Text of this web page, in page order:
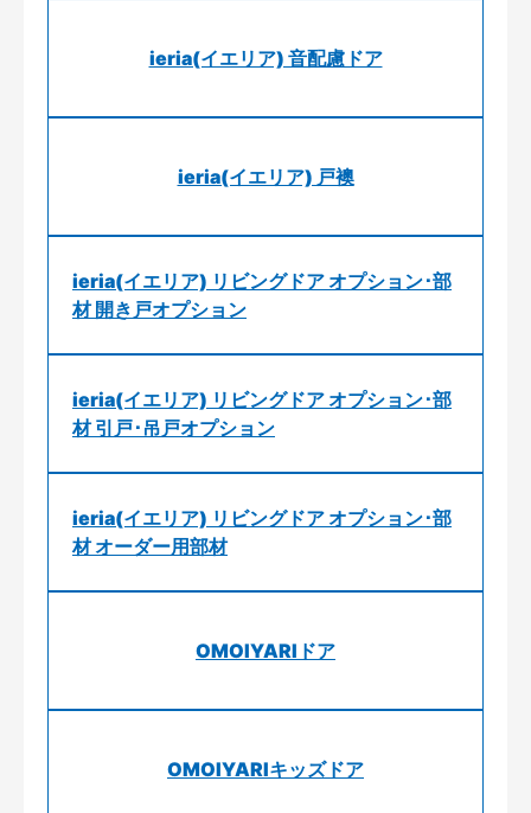
ieria(イエリア) 音配慮ドア
ieria(イエリア) 戸襖
ieria(イエリア) リビングドア オプション･部
材 開き戸オプション
ieria(イエリア) リビングドア オプション･部
材 引戸･吊戸オプション
ieria(イエリア) リビングドア オプション･部
材 オーダー用部材
OMOIYARIドア
OMOIYARIキッズドア